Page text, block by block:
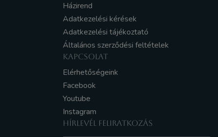
Házirend
Adatkezelési kérések
Adatkezelési tájékoztató
Általános szerződési feltételek
KAPCSOLAT
Elérhetőségeink
Facebook
Youtube
Instagram
HÍRLEVÉL FELIRATKOZÁS